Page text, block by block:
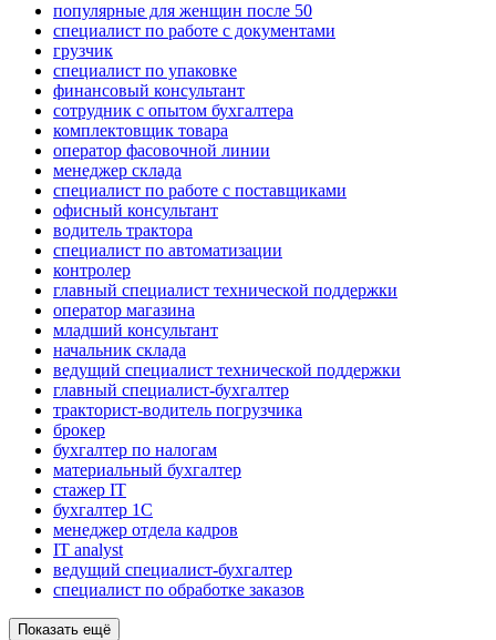
популярные для женщин после 50
специалист по работе с документами
грузчик
специалист по упаковке
финансовый консультант
сотрудник с опытом бухгалтера
комплектовщик товара
оператор фасовочной линии
менеджер склада
специалист по работе с поставщиками
офисный консультант
водитель трактора
специалист по автоматизации
контролер
главный специалист технической поддержки
оператор магазина
младший консультант
начальник склада
ведущий специалист технической поддержки
главный специалист-бухгалтер
тракторист-водитель погрузчика
брокер
бухгалтер по налогам
материальный бухгалтер
стажер IT
бухгалтер 1C
менеджер отдела кадров
IT analyst
ведущий специалист-бухгалтер
специалист по обработке заказов
Показать ещё